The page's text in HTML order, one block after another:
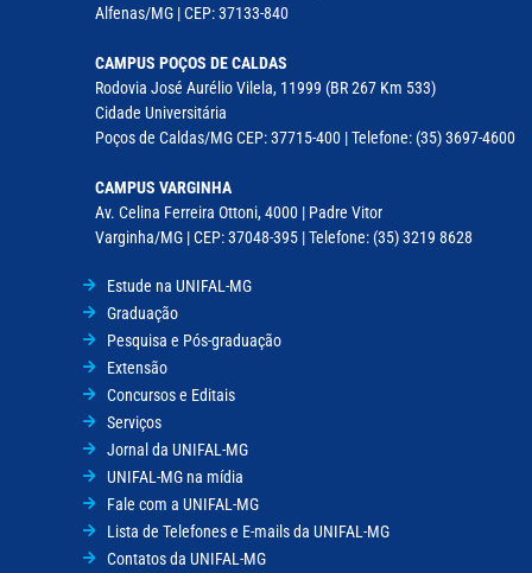
Alfenas/MG | CEP: 37133-840
CAMPUS POÇOS DE CALDAS
Rodovia José Aurélio Vilela, 11999 (BR 267 Km 533)
Cidade Universitária
Poços de Caldas/MG CEP: 37715-400 | Telefone: (35) 3697-4600
CAMPUS VARGINHA
Av. Celina Ferreira Ottoni, 4000 | Padre Vitor
Varginha/MG | CEP: 37048-395 | Telefone: (35) 3219 8628
Estude na UNIFAL-MG
Graduação
Pesquisa e Pós-graduação
Extensão
Concursos e Editais
Serviços
Jornal da UNIFAL-MG
UNIFAL-MG na mídia
Fale com a UNIFAL-MG
Lista de Telefones e E-mails da UNIFAL-MG
Contatos da UNIFAL-MG